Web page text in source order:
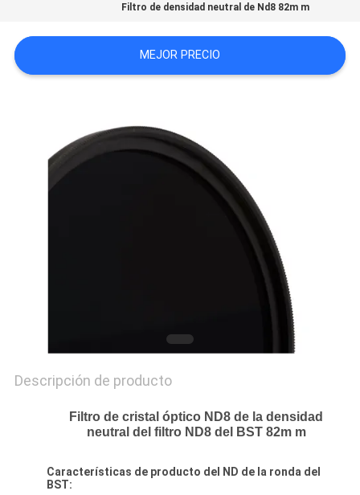
MAPA
PRIVACY
Filtro de densidad neutral de Nd8 82m m
MEJOR PRECIO
Descripción de producto
Filtro de cristal óptico ND8 de la densidad
neutral del filtro ND8 del BST 82m m
Características de producto del ND de la ronda del
BST: